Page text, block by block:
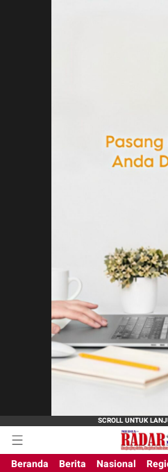
M-Radar
media
Beranda
Berita Nasional